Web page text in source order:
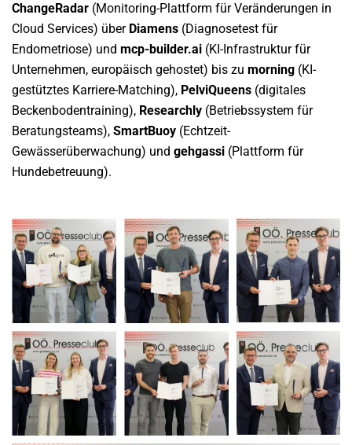
ChangeRadar (Monitoring-Plattform für Veränderungen in
Cloud Services) über Diamens (Diagnosetest für
Endometriose) und mcp-builder.ai (KI-Infrastruktur für
Unternehmen, europäisch gehostet) bis zu morning (KI-
gestütztes Karriere-Matching), PelviQueens (digitales
Beckenbodentraining), Researchly (Betriebssystem für
Beratungsteams), SmartBuoy (Echtzeit-
Gewässerüberwachung) und gehgassi (Plattform für
Hundebetreuung).